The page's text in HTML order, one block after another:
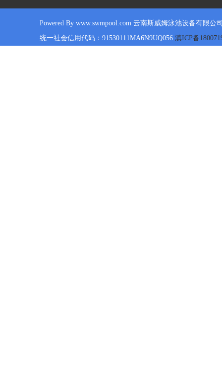
Powered By www.swmpool.com 云南斯威姆泳池设备有限公
统一社会信用代码：91530111MA6N9UQ056 滇ICP备